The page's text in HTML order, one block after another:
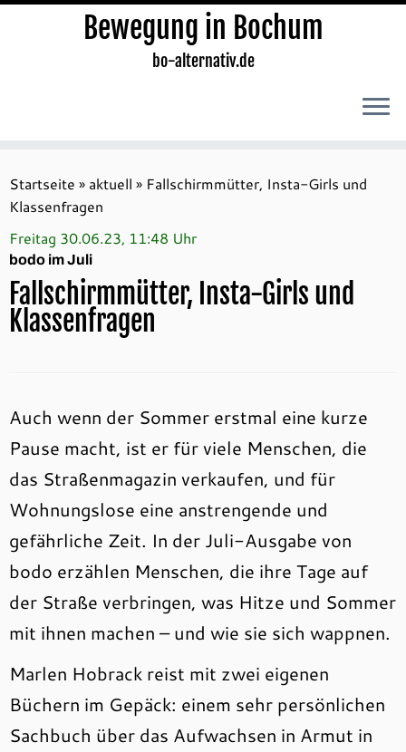
Inhalt
springen
Bewegung in Bochum
bo-alternativ.de
Startseite » aktuell » Fallschirmmütter, Insta-Girls und
Klassenfragen
Freitag 30.06.23, 11:48 Uhr
bodo im Juli
Fallschirmmütter, Insta-Girls und
Klassenfragen
Auch wenn der Sommer erstmal eine kurze
Pause macht, ist er für viele Menschen, die
das Straßenmagazin verkaufen, und für
Wohnungslose eine anstrengende und
gefährliche Zeit. In der Juli-Ausgabe von
bodo erzählen Menschen, die ihre Tage auf
der Straße verbringen, was Hitze und Sommer
mit ihnen machen – und wie sie sich wappnen.
Marlen Hobrack reist mit zwei eigenen
Büchern im Gepäck: einem sehr persönlichen
Sachbuch über das Aufwachsen in Armut in